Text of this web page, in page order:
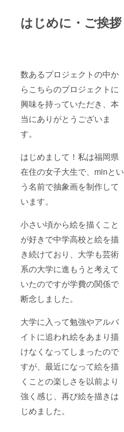
はじめに・ご挨拶
数あるプロジェクトの中か
らこちらのプロジェクトに
興味を持っていただき、本
当にありがとうございま
す。
はじめまして！私は福岡県
在住の女子大生で、minとい
う名前で抽象画を制作して
います。
小さい頃から絵を描くこと
が好きで中学高校と絵を描
き続けており、大学も芸術
系の大学に進もうと考えて
いたのですが学費の関係で
断念しました。
大学に入って勉強やアルバ
イトに追われ絵をあまり描
けなくなってしまったので
すが、最近になって絵を描
くことの楽しさを以前より
強く感じ、再び絵を描きは
じめました。